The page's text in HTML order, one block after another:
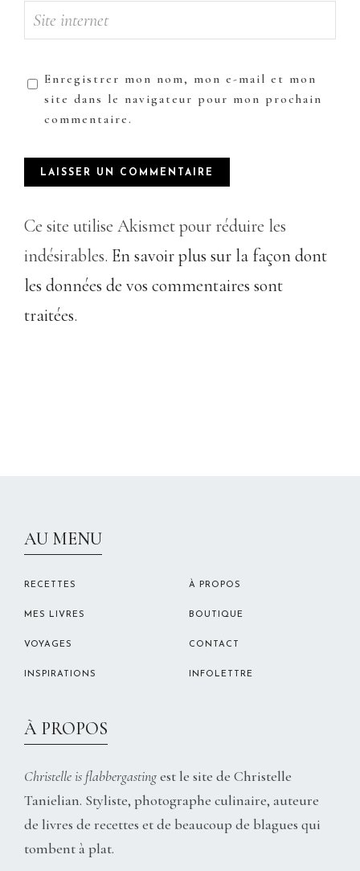
Enregistrer mon nom, mon e-mail et mon
site dans le navigateur pour mon prochain
commentaire.
Ce site utilise Akismet pour réduire les
indésirables. En savoir plus sur la façon dont
les données de vos commentaires sont
traitées.
AU MENU
RECETTES
MES LIVRES
VOYAGES
INSPIRATIONS
À PROPOS
BOUTIQUE
CONTACT
INFOLETTRE
À PROPOS
Christelle is flabbergastingest le site de Christelle
Tanielian. Styliste, photographe culinaire, auteure
de livres de recettes et de beaucoup de blagues qui
tombent à plat.